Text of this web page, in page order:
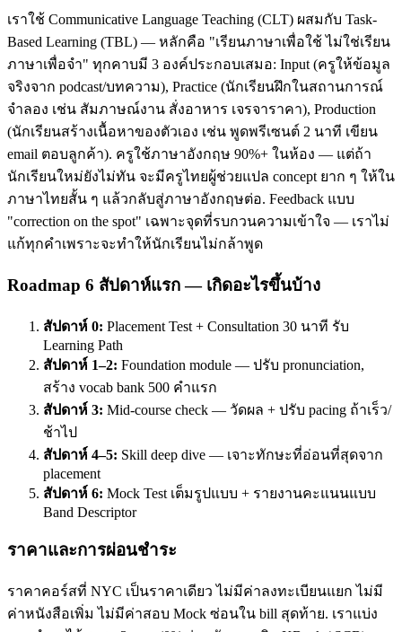
เราใช้ Communicative Language Teaching (CLT) ผสมกับ Task-
Based Learning (TBL) — หลักคือ "เรียนภาษาเพื่อใช้ ไม่ใช่เรียน
ภาษาเพื่อจำ" ทุกคาบมี 3 องค์ประกอบเสมอ: Input (ครูให้ข้อมูล
จริงจาก podcast/บทความ), Practice (นักเรียนฝึกในสถานการณ์
จำลอง เช่น สัมภาษณ์งาน สั่งอาหาร เจรจาราคา), Production
(นักเรียนสร้างเนื้อหาของตัวเอง เช่น พูดพรีเซนต์ 2 นาที เขียน
email ตอบลูกค้า). ครูใช้ภาษาอังกฤษ 90%+ ในห้อง — แต่ถ้า
นักเรียนใหม่ยังไม่ทัน จะมีครูไทยผู้ช่วยแปล concept ยาก ๆ ให้ใน
ภาษาไทยสั้น ๆ แล้วกลับสู่ภาษาอังกฤษต่อ. Feedback แบบ
"correction on the spot" เฉพาะจุดที่รบกวนความเข้าใจ — เราไม่
แก้ทุกคำเพราะจะทำให้นักเรียนไม่กล้าพูด
Roadmap 6 สัปดาห์แรก — เกิดอะไรขึ้นบ้าง
สัปดาห์ 0: Placement Test + Consultation 30 นาที รับ
Learning Path
สัปดาห์ 1–2: Foundation module — ปรับ pronunciation,
สร้าง vocab bank 500 คำแรก
สัปดาห์ 3: Mid-course check — วัดผล + ปรับ pacing ถ้าเร็ว/
ช้าไป
สัปดาห์ 4–5: Skill deep dive — เจาะทักษะที่อ่อนที่สุดจาก
placement
สัปดาห์ 6: Mock Test เต็มรูปแบบ + รายงานคะแนนแบบ
Band Descriptor
ราคาและการผ่อนชำระ
ราคาคอร์สที่ NYC เป็นราคาเดียว ไม่มีค่าลงทะเบียนแยก ไม่มี
ค่าหนังสือเพิ่ม ไม่มีค่าสอบ Mock ซ่อนใน bill สุดท้าย. เราแบ่ง